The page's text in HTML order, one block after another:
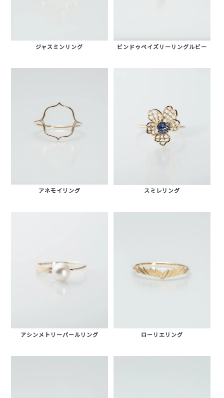
ジャスミンリング ビンドゥペイズリーリングルビー
アネモイリング スミレリング
アシンメトリーパールリング ローリエリング